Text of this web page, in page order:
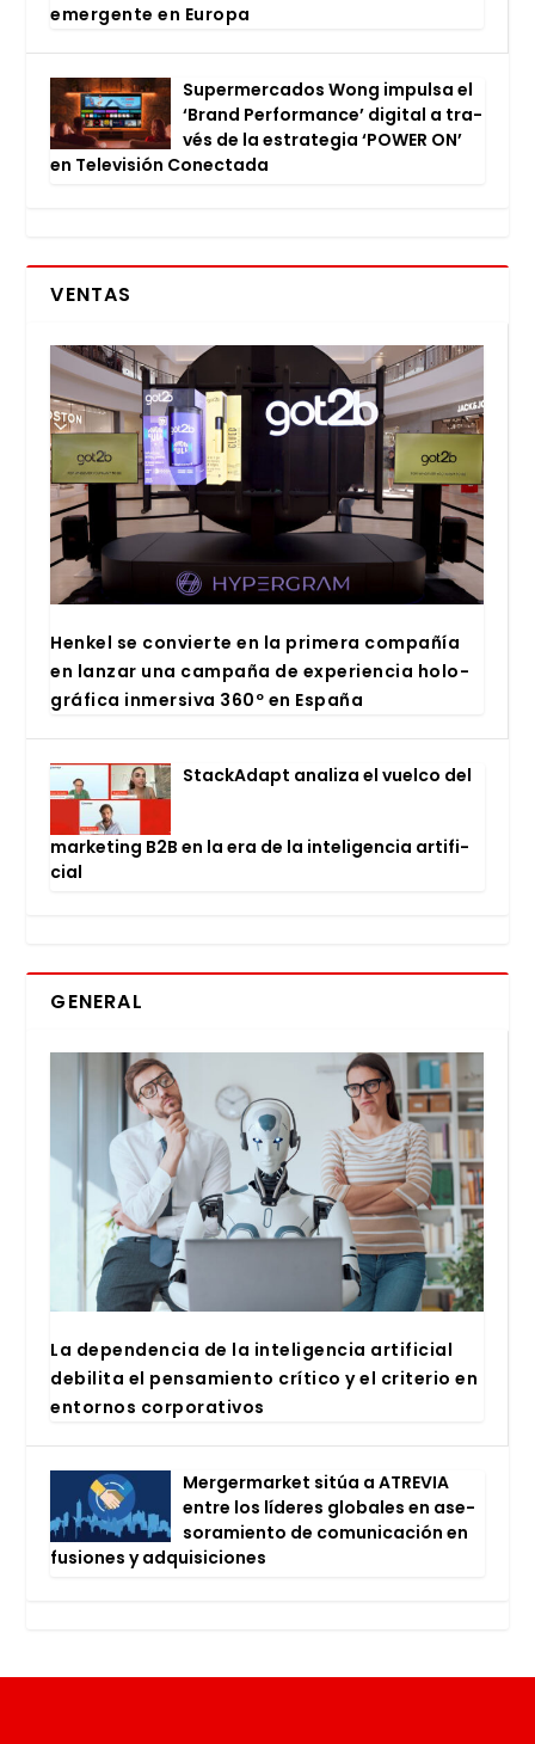
emer­gen­te en Euro­pa
Super­mer­ca­dos Wong impul­sa el
‘Brand Per­for­man­ce’ digi­tal a tra­
vés de la estra­te­gia ‘POWER ON’
en Tele­vi­sión Conec­ta­da
VENTAS
Hen­kel se con­vier­te en la pri­me­ra com­pa­ñía
en lan­zar una cam­pa­ña de expe­rien­cia holo­
grá­fi­ca inmer­si­va 360º en Espa­ña
Stac­kA­dapt ana­li­za el vuel­co del
mar­ke­ting B2B en la era de la inte­li­gen­cia arti­fi­
cial
GENERAL
La depen­den­cia de la inte­li­gen­cia arti­fi­cial
debi­li­ta el pen­sa­mien­to crí­ti­co y el cri­te­rio en
entor­nos cor­po­ra­ti­vos
Mer­ger­mar­ket sitúa a ATRE­VIA
entre los líde­res glo­ba­les en ase­
so­ra­mien­to de comu­ni­ca­ción en
fusio­nes y adqui­si­cio­nes